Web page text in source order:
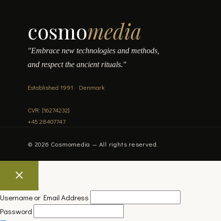
cosmomedia
"Embrace new technologies and methods,
and respect the ancient rituals."
Established 1991 · Denmark
CVR: [16274232]
+45 28407747
© 2026 Cosmomedia — All rights reserved.
Username or Email Address
Password